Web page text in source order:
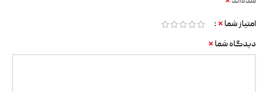
امتیاز شما *
دیدگاه شما *